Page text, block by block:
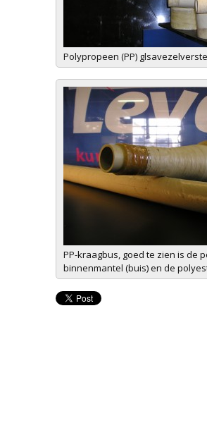
Polypropeen (PP)
PP-kraagbus, goed te zien is de
binnenmantel (buis) en de